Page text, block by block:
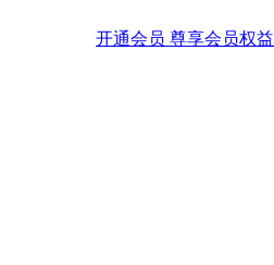
开通会员 尊享会员权益